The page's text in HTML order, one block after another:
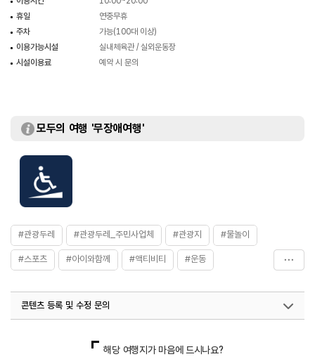
휴일
연중무휴
주차
가능(100대 이상)
이용가능시설
실내체육관 / 실외운동장
시설이용료
예약 시 문의
모두의 여행 '무장애여행'
#관광두레 #관광두레_주민사업체 #관광지 #물놀이
#스포츠 #아이와함께 #액티비티 #운동
콘텐츠 등록 및 수정 문의
지역관광협력팀(관광두레)
02-7299-511
해당 여행지가 마음에 드시나요?